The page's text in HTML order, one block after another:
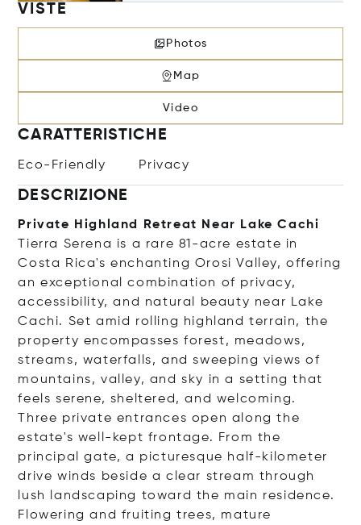
VISTE
Photos
Map
Video
CARATTERISTICHE
Eco-Friendly Privacy
DESCRIZIONE
Private Highland Retreat Near Lake Cachi
Tierra Serena is a rare 81-acre estate in
Costa Rica's enchanting Orosi Valley, offering
an exceptional combination of privacy,
accessibility, and natural beauty near Lake
Cachi. Set amid rolling highland terrain, the
property encompasses forest, meadows,
streams, waterfalls, and sweeping views of
mountains, valley, and sky in a setting that
feels serene, sheltered, and welcoming.
Three private entrances open along the
estate's well-kept frontage. From the
principal gate, a picturesque half-kilometer
drive winds beside a clear stream through
lush landscaping toward the main residence.
Flowering and fruiting trees, mature